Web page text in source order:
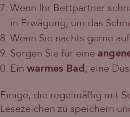
Wenn Ihr Bettpartner
in Erwägung, um das
Wenn Sie nachts gerne
Sorgen Sie für eine
Ein warmes Bad, eine
Einige, die regelmäßig mit
Lesezeichen zu speichern